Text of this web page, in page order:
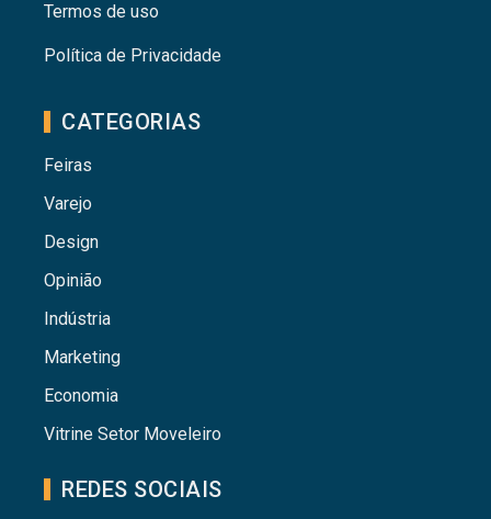
Termos de uso
Política de Privacidade
CATEGORIAS
Feiras
Varejo
Design
Opinião
Indústria
Marketing
Economia
Vitrine Setor Moveleiro
REDES SOCIAIS